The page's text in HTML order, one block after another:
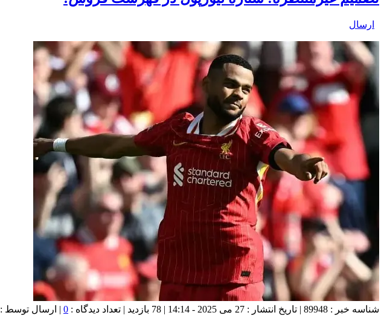
ارسال
شناسه خبر : 89948 | تاریخ انتشار : 27 می 2025 - 14:14 | 78 بازدید | تعداد دیدگاه : 0 | ارسال توسط :